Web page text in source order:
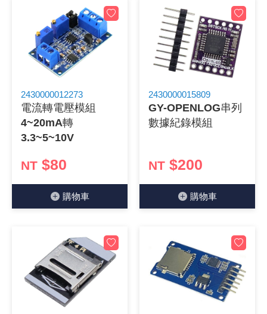
2430000012273
電流轉電壓模組
4~20mA轉
3.3~5~10V
NT $80
購物⾞
2430000015809
GY-OPENLOG串列
數據紀錄模組
NT $200
購物⾞